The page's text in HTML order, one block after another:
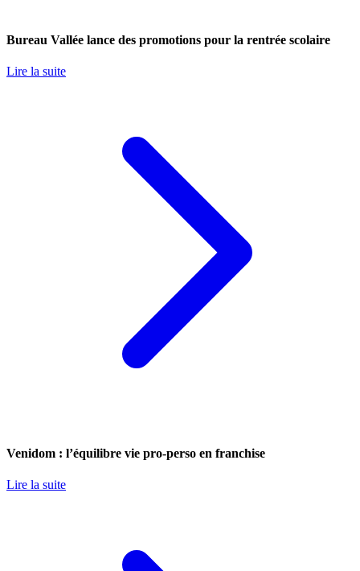
Bureau Vallée lance des promotions pour la rentrée scolaire
Lire la suite
Venidom : l’équilibre vie pro-perso en franchise
Lire la suite